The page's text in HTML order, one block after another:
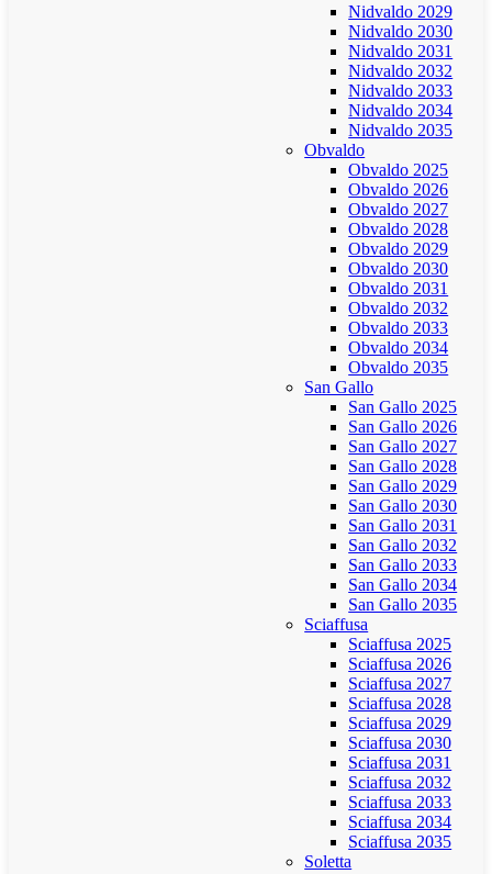
Nidvaldo 2029
Nidvaldo 2030
Nidvaldo 2031
Nidvaldo 2032
Nidvaldo 2033
Nidvaldo 2034
Nidvaldo 2035
Obvaldo
Obvaldo 2025
Obvaldo 2026
Obvaldo 2027
Obvaldo 2028
Obvaldo 2029
Obvaldo 2030
Obvaldo 2031
Obvaldo 2032
Obvaldo 2033
Obvaldo 2034
Obvaldo 2035
San Gallo
San Gallo 2025
San Gallo 2026
San Gallo 2027
San Gallo 2028
San Gallo 2029
San Gallo 2030
San Gallo 2031
San Gallo 2032
San Gallo 2033
San Gallo 2034
San Gallo 2035
Sciaffusa
Sciaffusa 2025
Sciaffusa 2026
Sciaffusa 2027
Sciaffusa 2028
Sciaffusa 2029
Sciaffusa 2030
Sciaffusa 2031
Sciaffusa 2032
Sciaffusa 2033
Sciaffusa 2034
Sciaffusa 2035
Soletta